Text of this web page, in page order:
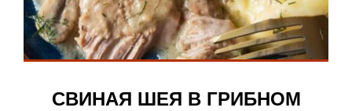
СВИНАЯ ШЕЯ В ГРИБНОМ